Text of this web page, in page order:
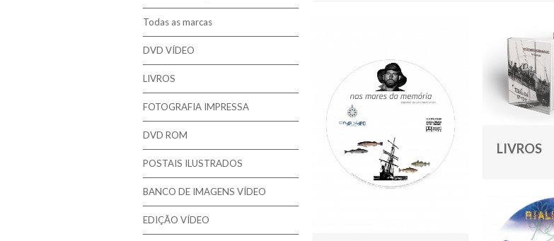
Todas as marcas
DVD VÍDEO
LIVROS
FOTOGRAFIA IMPRESSA
DVD ROM
POSTAIS ILUSTRADOS
BANCO DE IMAGENS VÍDEO
EDIÇÃO VÍDEO
LIVROS